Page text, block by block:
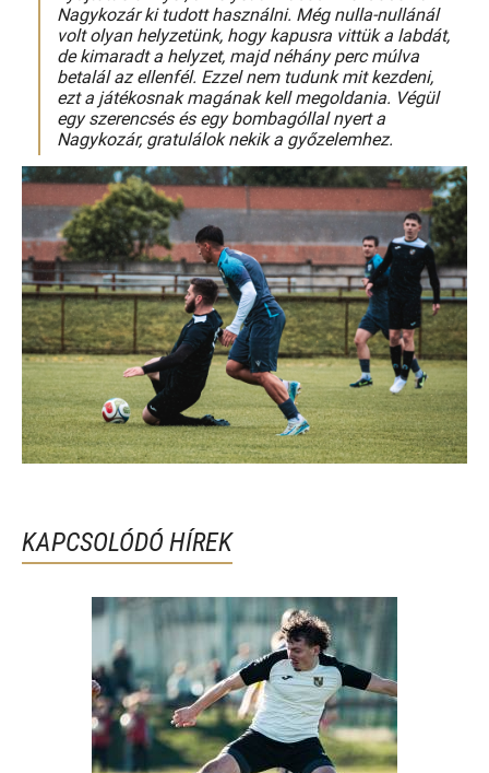
Nagykozár ki tudott használni. Még nulla-nullánál
volt olyan helyzetünk, hogy kapusra vittük a labdát,
de kimaradt a helyzet, majd néhány perc múlva
betalál az ellenfél. Ezzel nem tudunk mit kezdeni,
ezt a játékosnak magának kell megoldania. Végül
egy szerencsés és egy bombagóllal nyert a
Nagykozár, gratulálok nekik a győzelemhez.
KAPCSOLÓDÓ HÍREK